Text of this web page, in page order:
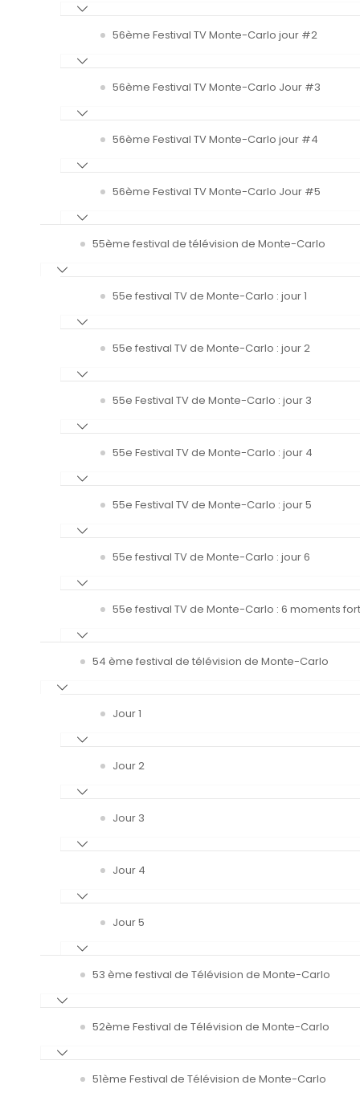
56ème Festival TV Monte-Carlo jour #2
56ème Festival TV Monte-Carlo Jour #3
56ème Festival TV Monte-Carlo jour #4
56ème Festival TV Monte-Carlo Jour #5
55ème festival de télévision de Monte-Carlo
55e festival TV de Monte-Carlo : jour 1
55e festival TV de Monte-Carlo : jour 2
55e Festival TV de Monte-Carlo : jour 3
55e Festival TV de Monte-Carlo : jour 4
55e Festival TV de Monte-Carlo : jour 5
55e festival TV de Monte-Carlo : jour 6
55e festival TV de Monte-Carlo : 6 moments
54 ème festival de télévision de Monte-Carlo
Jour 1
Jour 2
Jour 3
Jour 4
Jour 5
53 ème festival de Télévision de Monte-Carlo
52ème Festival de Télévision de Monte-Carlo
51ème Festival de Télévision de Monte-Carlo